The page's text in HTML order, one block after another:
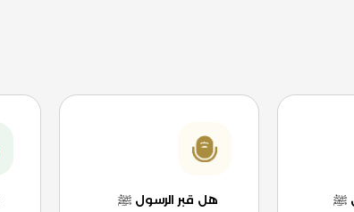
ﷺ
هل قبر الرسول ﷺ